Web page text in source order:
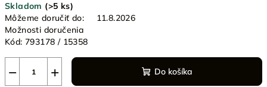
cena:
Skladom (>5 ks)
Môžeme doručiť do:
11.8.2026
Možnosti doručenia
Kód: 793178 / 15358
+
− Do košíka